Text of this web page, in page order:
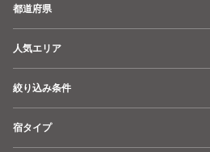
都道府県
人気エリア
絞り込み条件
宿タイプ